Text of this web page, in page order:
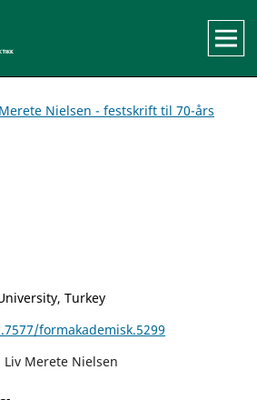
Nielsen - festskrift til 70-års
Turkey
formakademisk.5299
Liv Merete Nielsen